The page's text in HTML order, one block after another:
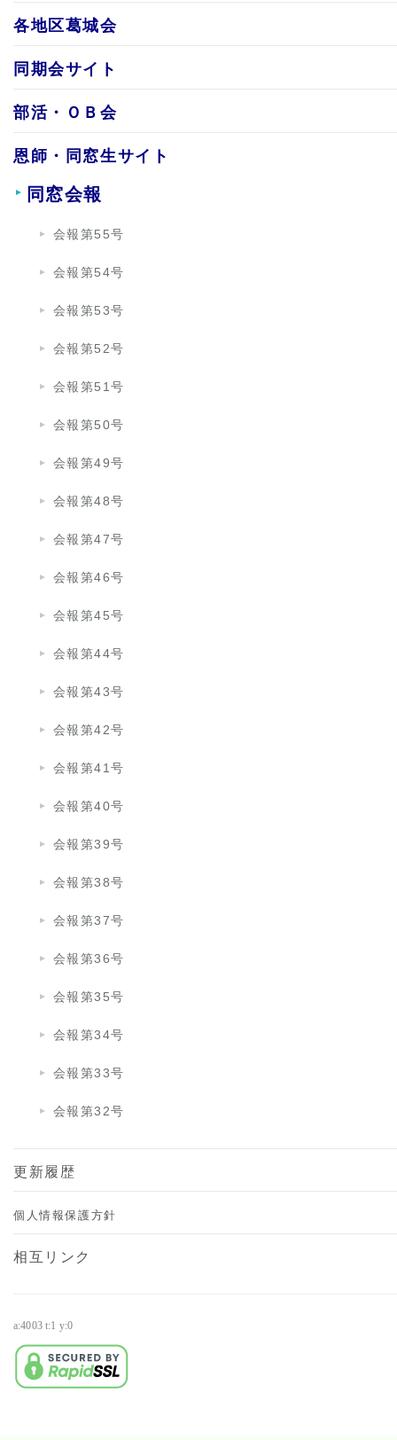
各地区葛城会
同期会サイト
部活・ＯＢ会
恩師・同窓生サイト
同窓会報
会報第55号
会報第54号
会報第53号
会報第52号
会報第51号
会報第50号
会報第49号
会報第48号
会報第47号
会報第46号
会報第45号
会報第44号
会報第43号
会報第42号
会報第41号
会報第40号
会報第39号
会報第38号
会報第37号
会報第36号
会報第35号
会報第34号
会報第33号
会報第32号
更新履歴
個人情報保護方針
相互リンク
a:4003 t:1 y:0